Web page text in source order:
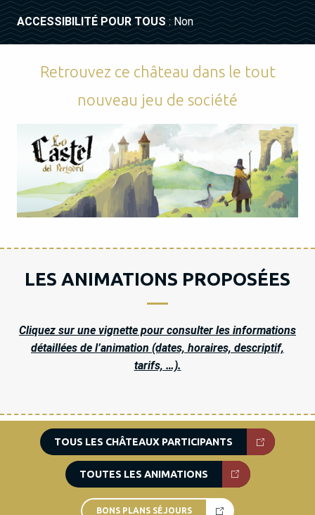
ACCESSIBILITÉ POUR TOUS: Non
Retrouvez ce château dans le tout
nouveau jeu de société
LES ANIMATIONS PROPOSÉES
Cliquez sur une vignette pour consulter les informations
détaillées de l’animation (dates, horaires, descriptif,
tarifs, …).
TOUS LES CHÂTEAUX PARTICIPANTS
TOUTES LES ANIMATIONS
BONS PLANS SÉJOURS